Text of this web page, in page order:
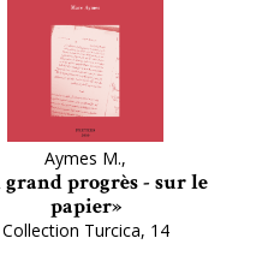
Aymes M.,
grand progrès - sur le
papier»
Collection Turcica, 14